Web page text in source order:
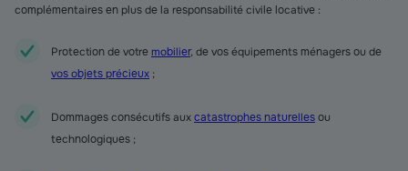
complémentaires en plus de la responsabilité civile locative :
Protection de votre mobilier, de vos équipements ménagers ou de
vos objets précieux ;
Dommages consécutifs auxcatastrophes naturellesou
technologiques ;